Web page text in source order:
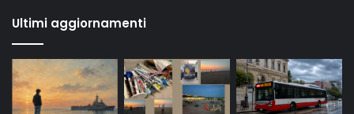
Ultimi aggiornamenti